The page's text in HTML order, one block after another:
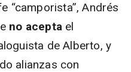
“camporista”, Andrés
no acepta el
de Alberto, y
alianzas con